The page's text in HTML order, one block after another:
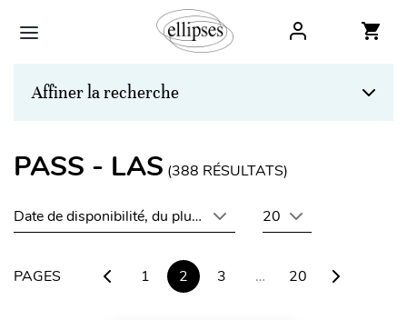
Affiner la recherche
PASS - LAS (388 RÉSULTATS)
Date de disponibilité, du plus récent au plus ancien
20
PAGES 1 2 3 … 20